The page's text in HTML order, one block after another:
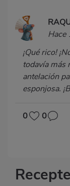
Hace
¡Qué rico!
todavía más
antelación
esponjosa.
0 0